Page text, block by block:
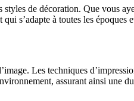
de décoration. Que vous
s’adapte à toutes les époques
Les techniques
assurant ainsi une